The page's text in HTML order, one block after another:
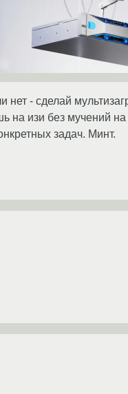
- сделай
на изи без мучений
задач. Минт.